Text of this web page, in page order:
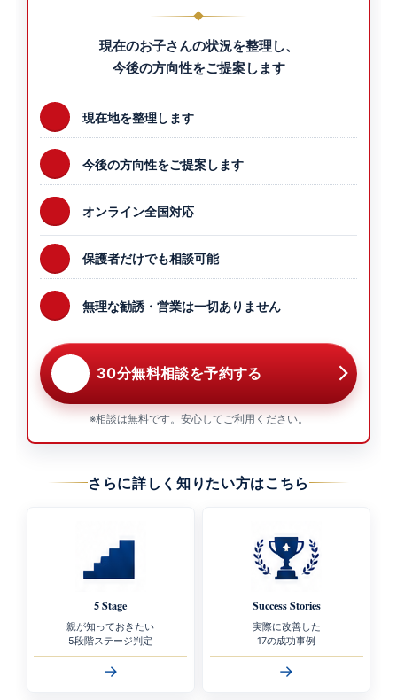
現在のお子さんの状況を整理し、
今後の方向性をご提案します
現在地を整理します
今後の方向性をご提案します
オンライン全国対応
保護者だけでも相談可能
無理な勧誘・営業は一切ありません
30分無料相談を予約する
※相談は無料です。安心してご利用ください。
さらに詳しく知りたい方はこちら
5 Stage
親が知っておきたい
5段階ステージ判定
→
Success Stories
実際に改善した
17の成功事例
→